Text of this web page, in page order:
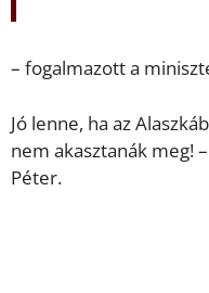
– fogalmazott a
Jó lenne, ha az
nem akasztanák meg!
Péter.